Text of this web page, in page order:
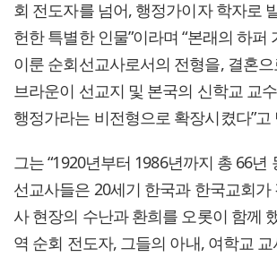
회 전도자를 넘어, 행정가이자 학자로
헌한 특별한 인물”이라며 “본래의 하퍼
이룬 순회선교사로서의 전형을, 결혼
브라운이 선교지 및 본국의 신학교 교
행정가라는 비전형으로 확장시켰다”고
그는 “1920년부터 1986년까지 총 66년
선교사들은 20세기 한국과 한국교회가
사 현장의 수난과 환희를 오롯이 함께
역 순회 전도자, 그들의 아내, 여학교